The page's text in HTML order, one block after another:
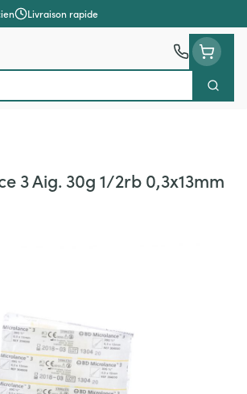
Livraison rapide
3 Aig. 30g 1/2rb 0,3x13mm